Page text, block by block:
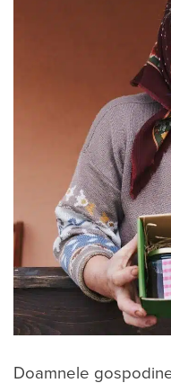
Doamnele